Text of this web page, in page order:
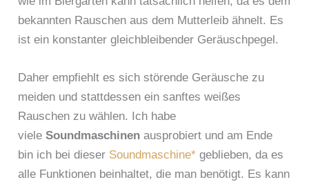
bekannten Rauschen aus dem Mutterleib ähnelt. Es
ist ein konstanter gleichbleibender Geräuschpegel.
Daher empfiehlt es sich störende Geräusche zu
meiden und stattdessen ein sanftes weißes
Rauschen zu wählen. Ich habe
vieleSoundmaschinen ausprobiert und am Ende
bin ich bei dieser Soundmaschine* geblieben, da es
alle Funktionen beinhaltet, die man benötigt. Es kann